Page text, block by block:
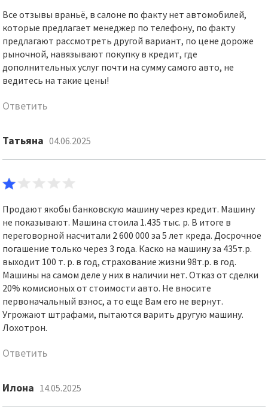
Все отзывы враньё, в салоне по факту нет автомобилей,
которые предлагает менеджер по телефону, по факту
предлагают рассмотреть другой вариант, по цене дороже
рыночной, навязывают покупку в кредит, где
дополнительных услуг почти на сумму самого авто, не
ведитесь на такие цены!
Ответить
Татьяна 04.06.2025
Продают якобы банковскую машину через кредит. Машину
не показывают. Машина стоила 1.435 тыс. р. В итоге в
переговорной насчитали 2 600 000 за 5 лет креда. Досрочное
погашение только через 3 года. Каско на машину за 435т.р.
выходит 100 т. р. в год, страхование жизни 98т.р. в год.
Машины на самом деле у них в наличии нет. Отказ от сделки
20% комисионых от стоимости авто. Не вносите
первоначальный взнос, а то еще Вам его не вернут.
Угрожают штрафами, пытаются варить другую машину.
Лохотрон.
Ответить
Илона 14.05.2025